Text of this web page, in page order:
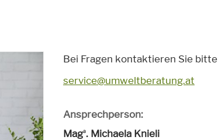
Bei Fragen kontaktieren Sie bitte
service@umweltberatung.at
Ansprechperson:
Maga. Michaela Knieli